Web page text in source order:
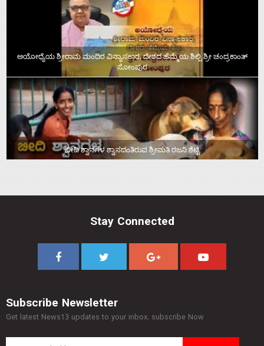
ಅಯೋಧ್ಯೆಯ ಶ್ರೀರಾಮ ಮಂದಿರ ವಿನ್ಯಾಸಕಾರ, ದೇಶದ ಹೆಮ್ಮೆಯ ಶಿಲ್ಪಿ ಶ್ರೀ ಚಂದ್ರಕಾಂತ್‌
ಸೋಂಪುರ
ಬೀದಿ ಶ್ವಾನಗಳ ಶ್ವಾಸದಂತಿರುವ ಶ್ರೀಮತಿ ರಜನಿ ಶೆಟ್ಟಿ
Stay Connected
Subscribe Newsletter
Get latest News13 updates to your inbox. subscribe Now